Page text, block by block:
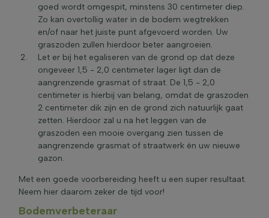
goed wordt omgespit, minstens 30 centimeter diep.
Zo kan overtollig water in de bodem wegtrekken
en/of naar het juiste punt afgevoerd worden. Uw
graszoden zullen hierdoor beter aangroeien.
Let er bij het egaliseren van de grond op dat deze
ongeveer 1,5 - 2,0 centimeter lager ligt dan de
aangrenzende grasmat of straat. De 1,5 - 2,0
centimeter is hierbij van belang, omdat de graszoden
2 centimeter dik zijn en de grond zich natuurlijk gaat
zetten. Hierdoor zal u na het leggen van de
graszoden een mooie overgang zien tussen de
aangrenzende grasmat of straatwerk én uw nieuwe
gazon.
Met een goede voorbereiding heeft u een super resultaat.
Neem hier daarom zeker de tijd voor!
Bodemverbeteraar